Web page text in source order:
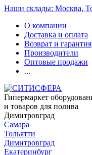
Наши склады: Москва,
О компании
Доставка и оплата
Возврат и гарантия
Производители
Оптовые продажи
...
Гипермаркет
и товаров для полива
Димитровград
Самара
Тольятти
Димитровград
Екатеринбург